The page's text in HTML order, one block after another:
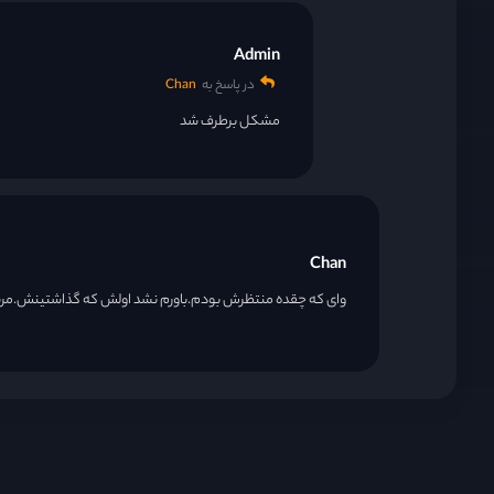
Admin
در پاسخ به Chan
مشکل برطرف شد
Chan
وای که چقده منتظرش بودم.باورم نشد اولش که